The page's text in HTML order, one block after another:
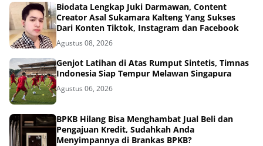
Biodata Lengkap Juki Darmawan, Content
Creator Asal Sukamara Kalteng Yang Sukses
Dari Konten Tiktok, Instagram dan Facebook
Agustus 08, 2026
Genjot Latihan di Atas Rumput Sintetis, Timnas
Indonesia Siap Tempur Melawan Singapura
Agustus 06, 2026
BPKB Hilang Bisa Menghambat Jual Beli dan
Pengajuan Kredit, Sudahkah Anda
Menyimpannya di Brankas BPKB?